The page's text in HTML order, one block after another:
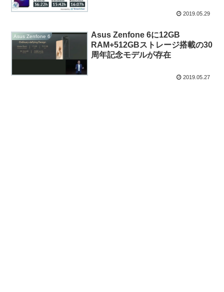
2019.05.29
Asus Zenfone 6
Asus Zenfone 6に12GB
RAM+512GBストレージ搭載の30
周年記念モデルが存在
2019.05.27